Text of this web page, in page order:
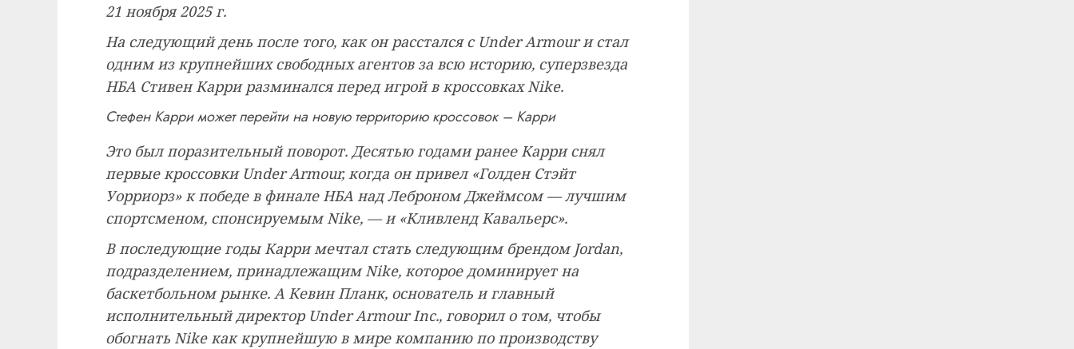
21 ноября 2025 г.
На следующий день после того, как он расстался с Under Armour и стал
одним из крупнейших свободных агентов за всю историю, суперзвезда
НБА Стивен Карри разминался перед игрой в кроссовках Nike.
Стефен Карри может перейти на новую территорию кроссовок – Карри
Это был поразительный поворот. Десятью годами ранее Карри снял
первые кроссовки Under Armour, когда он привел «Голден Стэйт
Уорриорз» к победе в финале НБА над Леброном Джеймсом — лучшим
спортсменом, спонсируемым Nike, — и «Кливленд Кавальерс».
В последующие годы Карри мечтал стать следующим брендом Jordan,
подразделением, принадлежащим Nike, которое доминирует на
баскетбольном рынке. А Кевин Планк, основатель и главный
исполнительный директор Under Armour Inc., говорил о том, чтобы
обогнать Nike как крупнейшую в мире компанию по производству